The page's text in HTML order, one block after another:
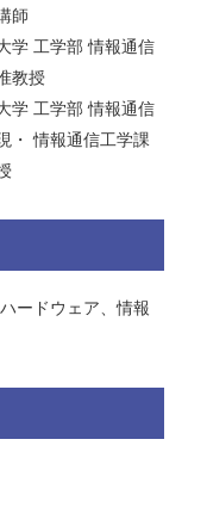
師
学 工学部 情報通信
教授
学 工学部 情報通信
・ 情報通信工学課
ードウェア、情報